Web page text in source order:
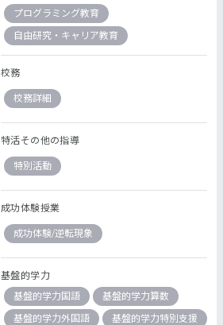
プログラミング教育
自由研究・キャリア教育
校務
校務詳細
特活その他の指導
特別活動
成功体験授業
成功体験/逆転現象
基盤的学力
基盤的学力国語
基盤的学力算数
基盤的学力外国語
基盤的学力特別支援